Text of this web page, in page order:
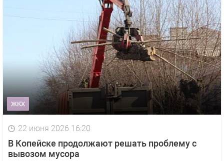
ЖКХ
22 июня 2026 16:20
В Копейске продолжают решать проблему с
вывозом мусора